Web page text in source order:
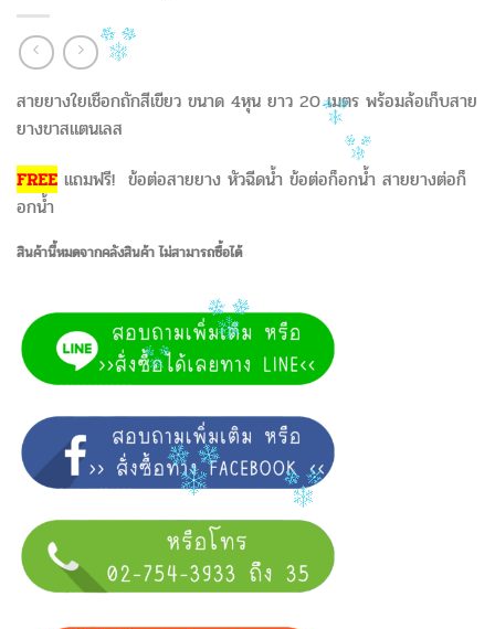
สายยางใยเชือกถักสีเขียว ขนาด 4หุน ยาว 20 เมตร พร้อมล้อเก็บสาย
ยางขาสแตนเลส
FREE แถมฟรี! ข้อต่อสายยาง หัวฉีดน้ำ ข้อต่อก็อกน้ำ สายยางต่อก็
อกน้ำ
สินค้านี้หมดจากคลังสินค้า ไม่สามารถซื้อได้